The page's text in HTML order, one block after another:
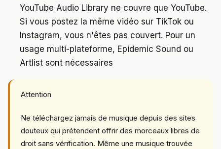
YouTube Audio Library ne couvre que YouTube.
Si vous postez la même vidéo sur TikTok ou
Instagram, vous n'êtes pas couvert. Pour un
usage multi-plateforme, Epidemic Sound ou
Artlist sont nécessaires
Attention
Ne téléchargez jamais de musique depuis des sites
douteux qui prétendent offrir des morceaux libres de
droit sans vérification. Même une musique trouvée